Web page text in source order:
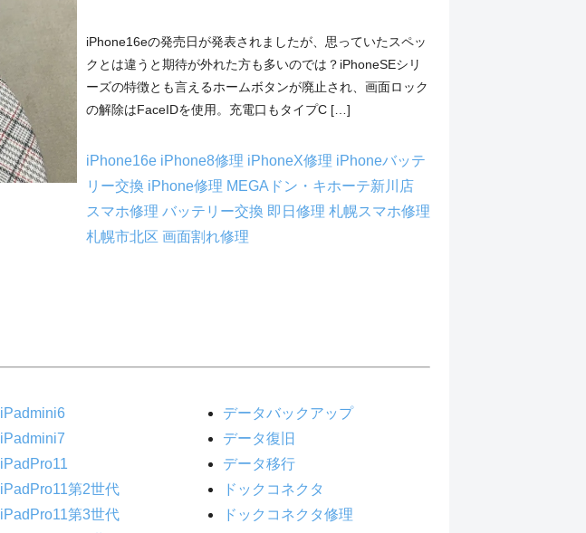
iPhone16eの発売日が発表されましたが、思っていたスペッ
クとは違うと期待が外れた方も多いのでは？iPhoneSEシリ
ーズの特徴とも言えるホームボタンが廃止され、画面ロック
の解除はFaceIDを使用。充電口もタイプC […]
iPhone16e iPhone8修理 iPhoneX修理 iPhoneバッテ
リー交換 iPhone修理 MEGAドン・キホーテ新川店
スマホ修理 バッテリー交換 即日修理 札幌スマホ修理
札幌市北区 画面割れ修理
iPadmini6
iPadmini7
iPadPro11
iPadPro11第2世代
iPadPro11第3世代
データバックアップ
データ復旧
データ移行
ドックコネクタ
ドックコネクタ修理